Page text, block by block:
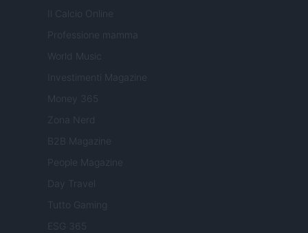
Il Calcio Online
Professione mamma
World Music
Investimenti Magazine
Money 365
Zona Nerd
B2B Magazine
People Magazine
Day Travel
Tutto Gaming
ESG 365